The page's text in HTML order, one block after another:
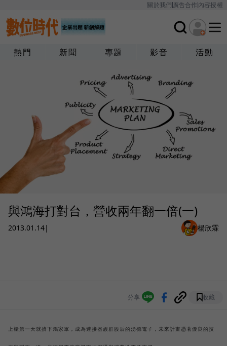
關於我們廣告合作內容授權
熱門 新聞 專題 影音 活動
與鴻海打對台，營收兩年翻一倍(一)
2013.01.14| 楊欣霖
分享 收藏
上櫃第一天就擠下鴻家軍，成為連接器族群股后的湧德電子，未來計畫憑著優良的技